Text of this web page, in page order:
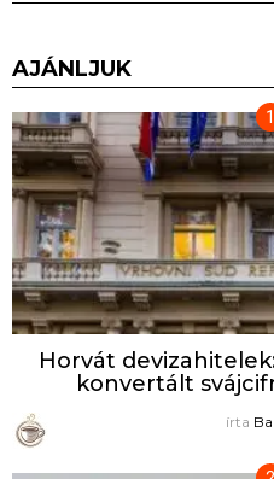
AJÁNLJUK
Horvát
konvertált
írta